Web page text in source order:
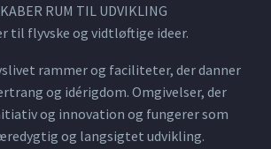
RUM TIL UDVIKLING
til flyvske og vidtløftige ideer.
rammer og faciliteter, der danner
og idérigdom. Omgivelser, der
og innovation og fungerer som
og langsigtet udvikling.